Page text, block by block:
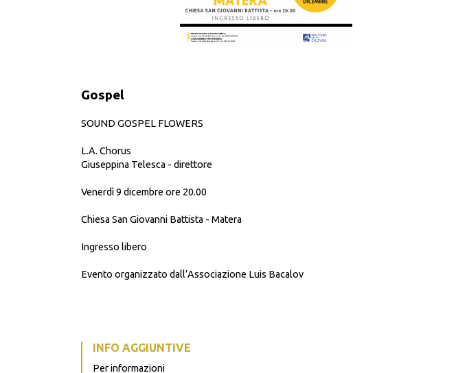
Gospel
SOUND GOSPEL FLOWERS
L.A. Chorus
Giuseppina Telesca - direttore
Venerdì 9 dicembre ore 20.00
Chiesa San Giovanni Battista - Matera
Ingresso libero
Evento organizzato dall’Associazione Luis Bacalov
INFO AGGIUNTIVE
Per informazioni